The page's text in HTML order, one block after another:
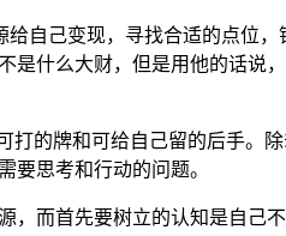
自己变现，寻找合适的点位
什么大财，但是用他的话说
的牌和可给自己留的后手。
要思考和行动的问题。
而首先要树立的认知是自己